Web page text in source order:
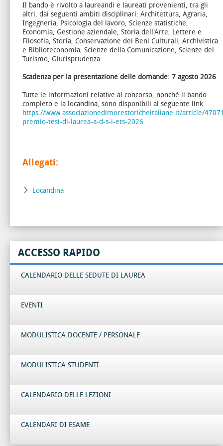
Il bando è rivolto a laureandi e laureati provenienti, tra gli
altri, dai seguenti ambiti disciplinari: Architettura, Agraria,
Ingegneria, Psicologia del lavoro, Scienze statistiche,
Economia, Gestione aziendale, Storia dell'Arte, Lettere e
Filosofia, Storia, Conservazione dei Beni Culturali, Archivistica
e Biblioteconomia, Scienze della Comunicazione, Scienze del
Turismo, Giurisprudenza.
Scadenza per la presentazione delle domande: 7 agosto 2026
Tutte le informazioni relative al concorso, nonché il bando
completo e la locandina, sono disponibili al seguente link:
https://www.associazionedimorestoricheitaliane.it/article/
premio-tesi-di-laurea-a-d-s-i-ets-2026
Allegati:
Locandina
ACCESSO RAPIDO
CALENDARIO DELLE SEDUTE DI LAUREA
EVENTI
MODULISTICA DOCENTE / PERSONALE
MODULISTICA STUDENTI
CALENDARIO DELLE LEZIONI
CALENDARI DI ESAME